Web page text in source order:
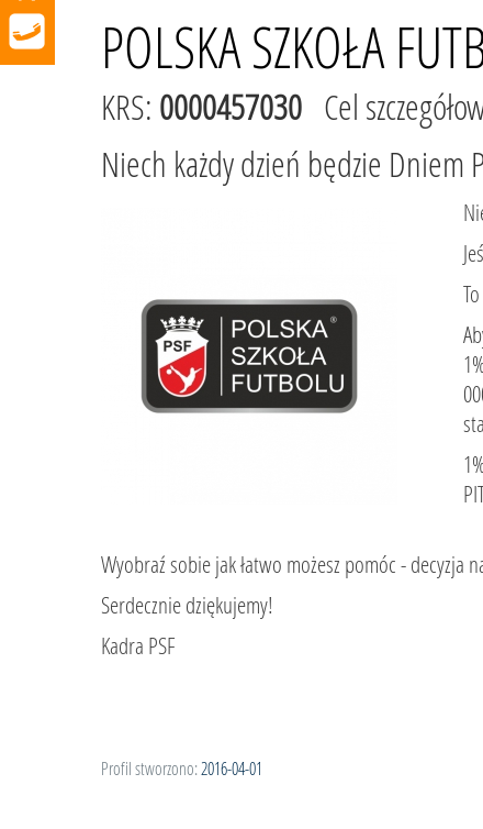
POLSKA SZKOŁA
KRS: 0000457030 Cel
Niech każdy dzień będzie Dniem
Wyobraź sobie jak łatwo możesz pomóc - decyzja
Serdecznie dziękujemy!
Kadra PSF
Profil stworzono: 2016-04-01